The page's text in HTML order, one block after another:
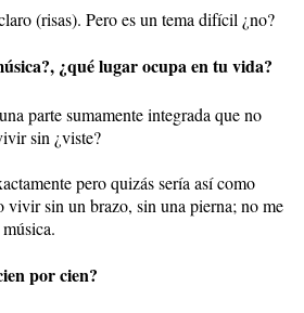
(risas). Pero es un tema difícil ¿no?
¿qué lugar ocupa en tu vida?
parte sumamente integrada que no
sin ¿viste?
pero quizás sería así como
vivir sin un brazo, sin una pierna; no me
por cien?